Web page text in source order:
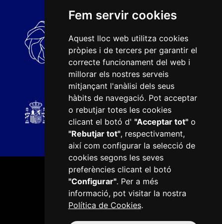
Fem servir cookies
Aquest lloc web utilitza cookies
pròpies i de tercers per garantir el
correcte funcionament del web i
millorar els nostres serveis
mitjançant l'anàlisi dels seus
hàbits de navegació. Pot acceptar
o rebutjar totes les cookies
clicant el botó d' "Acceptar tot"o
"Rebutjar tot", respectivament,
així com configurar la selecció de
cookies segons les seves
preferències clicant el botó
"Configurar". Per a més
informació, pot visitar la nostra
Política de Cookies.